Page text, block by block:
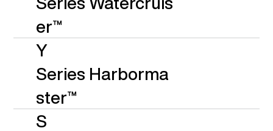
er™
Y
Series Harborma
ster™
S